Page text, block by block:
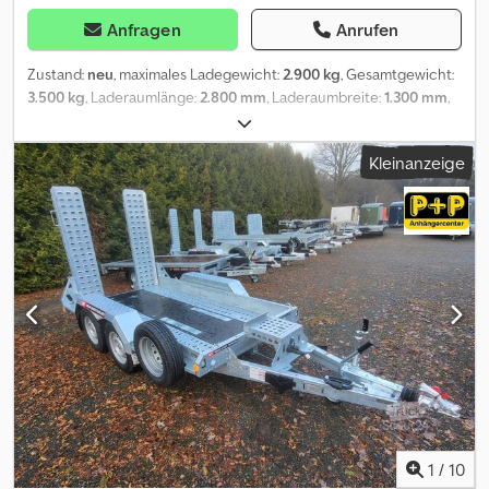
Anfragen Anrufen
Zustand: neu, maximales Ladegewicht: 2.900 kg, Gesamtgewicht:
3.500 kg , Laderaumlänge: 2.800 mm , Laderaumbreite:1.300 mm
, diesen Anhänger kaufen Sie direkt
online in unserem trailer-shop Bei ANHÄNGERWIRTZ viele Modelle
online verfügbar und abholbereit Bequem und rund um die Uhr
Online 24/7 kaufen Selbst abholen oder liefern lassen 😊 Der
online Abholmarkt für Ihren neuen Anhänger bietet starke
Markenfabrikate! über 850 Neuanhänger auf Lager über 130
gebrauchte Anhänger ständig im Angebot. unverbindliches
Beispiel: verschiedene Versionen verfügbar
Maschinentransporter Digger Plant 543-2813-35-2-12
280x130x15cm 3.500kg Csdpfx Aqszm N Dpjqeha Tandem
Tieflader V Fahrgestell - Auflaufgebremst - Kugelkupplung
abschließbar, Bereifung 13" - Ladeflächenhöhe 38cm -
Stahlmulde verzinkt mit Lochstahlboden und Multiplexboden
mittig, DIN Zurrbügel - Schaufelablage montiert - Auffahrrampen
Stahl klappbar verschiebbar, Reserverad montiert, Stützrad
Schwerlast automatik..... Nutzlast 2900kg Rechnung
Kleinanzeige
1 / 10